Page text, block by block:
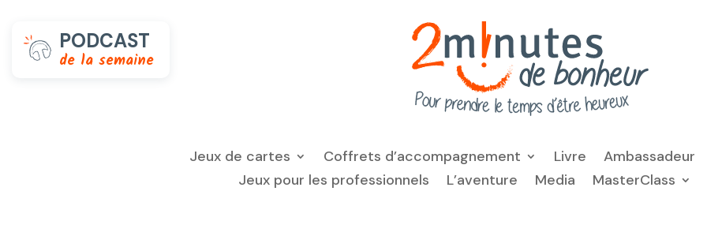
PODCAST
de la semaine
Jeux de cartes Coffrets d’accompagnement Livre
Ambassadeur
Jeux pour les professionnels
L’aventure Media MasterClass